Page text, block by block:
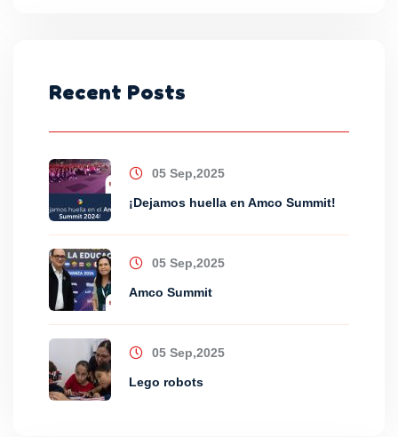
Recent Posts
05 Sep,2025
¡Dejamos huella en Amco Summit!
05 Sep,2025
Amco Summit
05 Sep,2025
Lego robots